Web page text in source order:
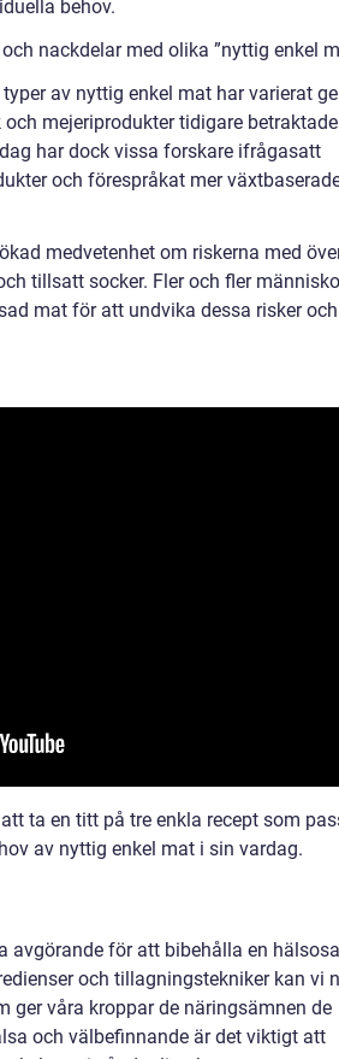
behov.
nackdelar med olika ”nyttig enkel
av nyttig enkel mat har varierat
mejeriprodukter tidigare
har dock vissa forskare ifrågasatt
och förespråkat mer
medvetenhet om riskerna med
tillsatt socker. Fler och fler
mat för att undvika dessa risker och
ta en titt på tre enkla recept som
av nyttig enkel mat i sin vardag.
avgörande för att bibehålla en
och tillagningstekniker kan vi
ger våra kroppar de näringsämnen de
och välbefinnande är det viktigt att